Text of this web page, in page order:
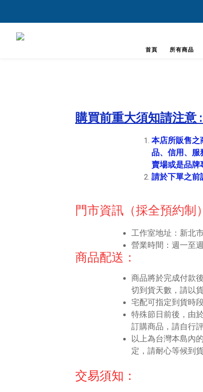
首頁 所有商品
購買前重大須知請注意 :
本店所販售之
品、信用、服
賣場或是品牌
請於下單之前
門市資訊（採全預約制
工作室地址：新北
營業時間：週一至
商品配送：
商品將於完成付款
切到貨天數，請以
宅配可指定到貨時
特殊節日前後，由
訂購商品，請自行評
以上為台灣本島內
定，請耐心等候到貨
交易須知：